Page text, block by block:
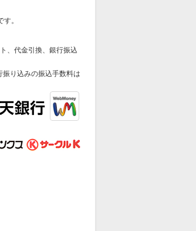
。
、代金引換、銀行振込
り込みの振込手数料は